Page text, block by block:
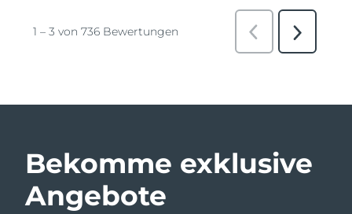
Bekomme exklusive
Angebote